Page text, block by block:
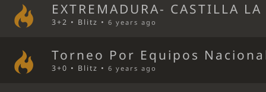
EXTREMADURA- CASTILLA
3+2 • Blitz •6 years ago
Torneo Por Equipos
3+0 • Blitz •6 years ago